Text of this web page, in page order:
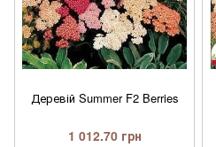
Деревій Summer F2 Berries
1 012.70 грн